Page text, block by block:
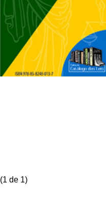
(1 de 1)